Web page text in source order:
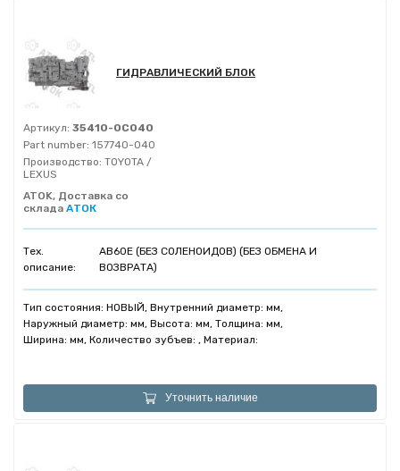
ГИДРАВЛИЧЕСКИЙ БЛОК
Артикул: 35410-0C040
Part number: 157740-040
Производство: TOYOTA /
LEXUS
ATOK, Доставка со
склада АТОК
Тех.
описание:
AB60E (БЕЗ СОЛЕНОИДОВ) (БЕЗ ОБМЕНА И
ВОЗВРАТА)
Тип состояния: НОВЫЙ, Внутренний диаметр: мм,
Наружный диаметр: мм, Высота: мм, Толщина: мм,
Ширина: мм, Количество зубъев: , Материал:
Уточнить наличие